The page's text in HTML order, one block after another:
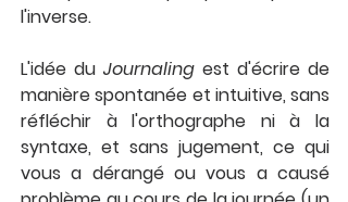
l'inverse.
L'idée du Journaling est d'écrire de
manière spontanée et intuitive, sans
réfléchir à l'orthographe ni à la
syntaxe, et sans jugement, ce qui
vous a dérangé ou vous a causé